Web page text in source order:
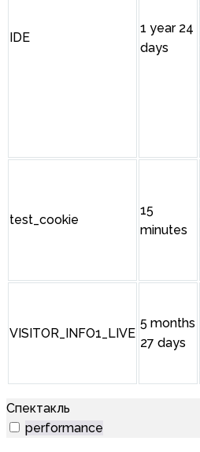
IDE
1 year 24
days
test_cookie
15
minutes
VISITOR_INFO1_LIVE
5 months
27 days
Спектакль
performance